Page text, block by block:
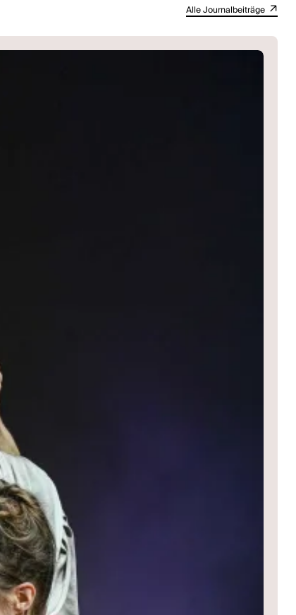
Alle Journalbeiträge